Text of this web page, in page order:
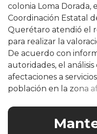
colonia Loma Dorada,
Coordinación Estatal
Querétaro atendió el
para realizar la
De acuerdo con
autoridades, el
afectaciones a
población en la zona